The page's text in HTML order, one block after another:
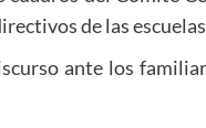
de las
ante los